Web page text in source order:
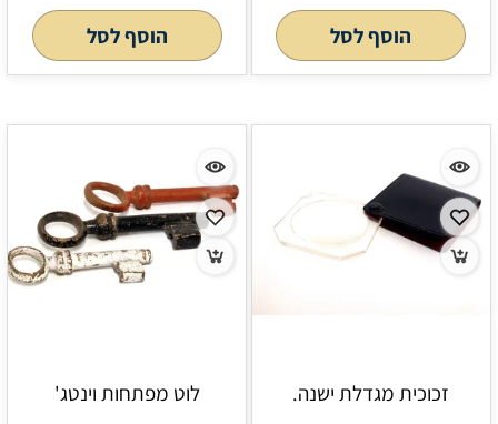
הוסף לסל הוסף לסל
זכוכית מגדלת ישנה. לוט מפתחות וינטג'